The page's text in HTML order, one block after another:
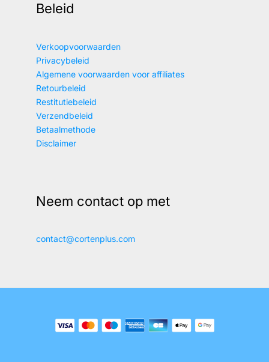
Beleid
Verkoopvoorwaarden
Privacybeleid
Algemene voorwaarden voor affiliates
Retourbeleid
Restitutiebeleid
Verzendbeleid
Betaalmethode
Disclaimer
Neem contact op met
contact@cortenplus.com